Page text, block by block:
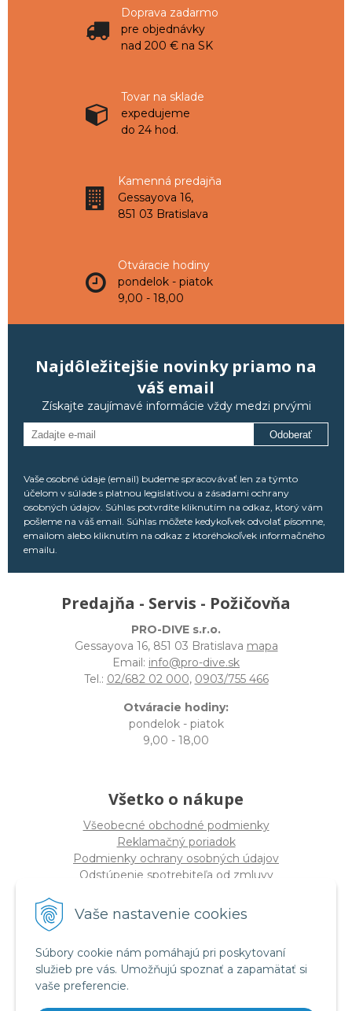
Vaše nastavenie cookies
Súbory cookie nám pomáhajú pri poskytovaní
služieb pre vás. Umožňujú spoznať a zapamätať si
vaše preferencie.
Doprava zadarmo
pre objednávky
nad 200 € na SK
Tovar na sklade
expedujeme
do 24 hod.
Kamenná predajňa
Gessayova 16,
851 03 Bratislava
Otváracie hodiny
pondelok - piatok
9,00 - 18,00
Najdôležitejšie novinky priamo na
váš email
Získajte zaujímavé informácie vždy medzi prvými
Odoberať
Vaše osobné údaje (email) budeme spracovávať len za týmto
účelom v súlade s platnou legislatívou a zásadami ochrany
osobných údajov. Súhlas potvrdíte kliknutím na odkaz, ktorý vám
pošleme na váš email. Súhlas môžete kedykoľvek odvolať písomne,
emailom alebo kliknutím na odkaz z ktoréhokoľvek informačného
emailu.
Predajňa - Servis - Požičovňa
PRO-DIVE s.r.o.
Gessayova 16, 851 03 Bratislava mapa
Email: info@pro-dive.sk
Tel.: 02/682 02 000, 0903/755 466
Otváracie hodiny:
pondelok - piatok
9,00 - 18,00
Všetko o nákupe
Všeobecné obchodné podmienky
Reklamačný poriadok
Podmienky ochrany osobných údajov
Odstúpenie spotrebiteľa od zmluvy
O spoločnosti
PRO-DIVE s.r.o
Dulovo námestie 12, 821 08 Bratislava
(Sídlo nie PREDAJŇA